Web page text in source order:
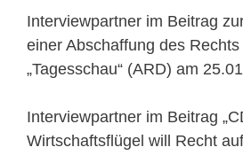
Interviewpartner im Beitrag
einer Abschaffung des
„Tagesschau“ (ARD) am
Interviewpartner im Beitrag
Wirtschaftsflügel will Recht